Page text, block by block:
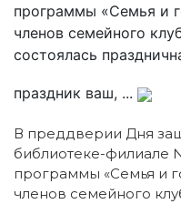
программы «Семья и
членов семейного
состоялась
праздник ваш, ...
В преддверии Дня
библиотеке-филиале
программы «Семья и
членов семейного